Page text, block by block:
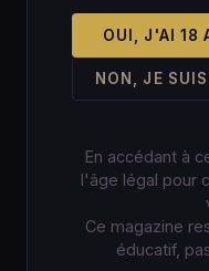
OUI, J'AI 18
NON, JE
En accédant à
l'âge légal pour
Ce magazine
éducatif,